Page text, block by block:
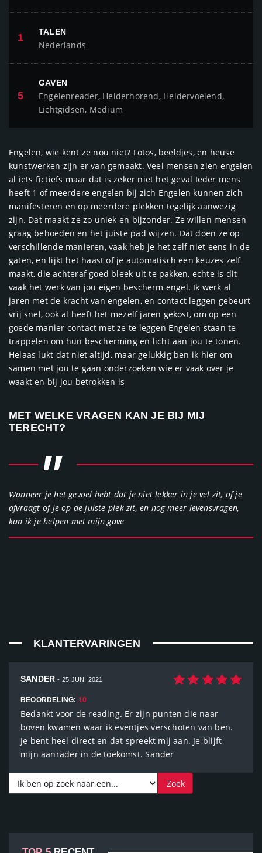
1 TALEN
Nederlands
5
GAVEN
Engelenreader, Helderhorend, Heldervoelend,
Lichtgidsen, Medium
Engelen, wie kent ze nou niet? Fotos, beeldjes, en heuse
kunstwerken zijn er van gemaakt. Veel mensen zien engelen
al iets fictiefs maar dat is zeker niet het geval Ieder mens
heeft 1 of meerdere engelen bij zich Engelen kunnen zich
manifesteren en op meerdere plekken tegelijk aanwezig
zijn. Dat maakt ze zo uniek en bijzonder. Ze willen mensen
graag behoeden en het juiste pad wijzen. Dat doen ze op
verschillende manieren, vaak heb je het zelf niet eens in de
gaten, en lijkt het haast of je automatisch een keuzes zelf
maakt, die achteraf goed bleek uit te pakken, echte is dit
vaak het werk van jou eigen bescherm engel. Ik werk al
jaren met de kracht van engelen, en contact leggen gebeurt
vrij snel, ook al heeft het mezelf jaren gekost, om op een
goede manier contact met ze te leggen Engelen staan te
trappelen om hun bescherming en licht aan jou te tonen.
Helaas lukt dat niet altijd, maar gelukkig ben ik hier om
samen met jou te gaan onderzoeken wie er vaak over je
waakt en bij jou betrokken is
MET WELKE VRAGEN KAN JE BIJ MIJ
TERECHT?
"
Wanneer je het gevoel hebt dat je niet lekker in je vel zit, of je
afvraagt of je op de juiste plek zit, en nog meer levensvragen,
kan ik je helpen met mijn gave
KLANTERVARINGEN
SANDER- 25 JUNI 2021
BEOORDELING: 10
Bedankt voor de reading. Er zijn punten die naar
boven kwamen waar ik eventjes verschoten van ben.
Je bent heel direct en dat spreekt mij aan. Je blijft
mijn aanrader in de toekomst. Sander